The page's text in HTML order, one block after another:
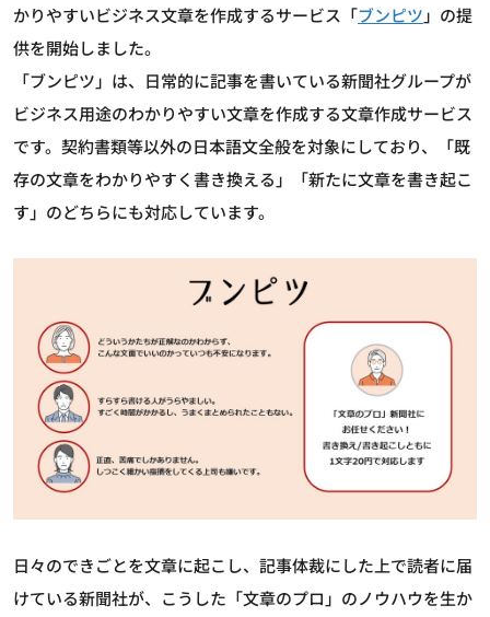
かりやすいビジネス文章を作成するサービス「ブンピツ 」の提
供を開始しました。
「ブンピツ」は、日常的に記事を書いている新聞社グループが
ビジネス用途のわかりやすい文章を作成する文章作成サービス
です。契約書類等以外の日本語文全般を対象にしており、「既
存の文章をわかりやすく書き換える」「新たに文章を書き起こ
す」のどちらにも対応しています。
日々のできごとを文章に起こし、記事体裁にした上で読者に届
けている新聞社が、こうした「文章のプロ」のノウハウを生か